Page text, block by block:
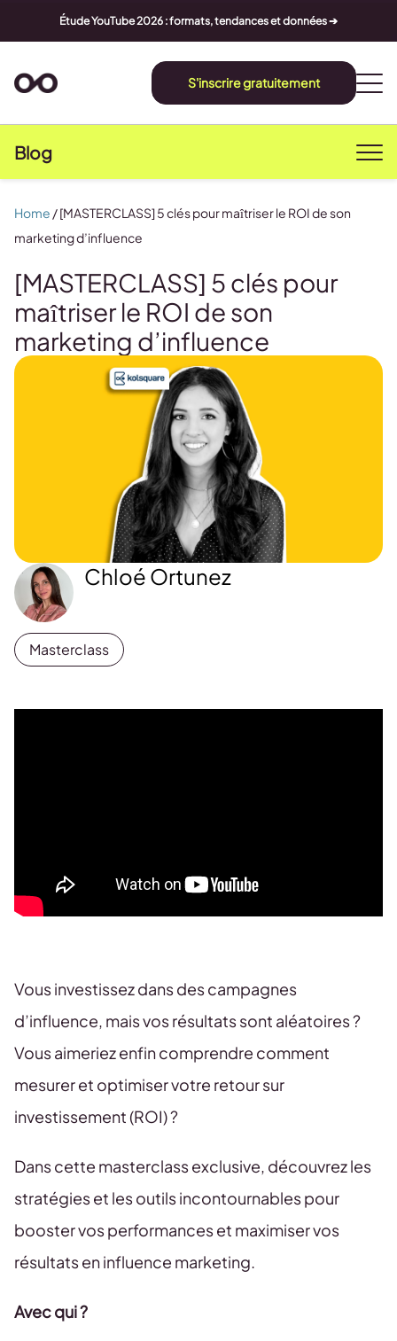
Étude YouTube 2026 : formats, tendances et données ➔
S'inscrire gratuitement
Blog
[MASTERCLASS] 5 clés pour
maîtriser le ROI de son
marketing d’influence
Chloé Ortunez
Masterclass
Home /[MASTERCLASS] 5 clés pour maîtriser le ROI de son
marketing d’influence
Vous investissez dans des campagnes
d’influence, mais vos résultats sont aléatoires ?
Vous aimeriez enfin comprendre comment
mesurer et optimiser votre retour sur
investissement (ROI) ?
Dans cette masterclass exclusive, découvrez les
stratégies et les outils incontournables pour
booster vos performances et maximiser vos
résultats en influence marketing.
Avec qui ?